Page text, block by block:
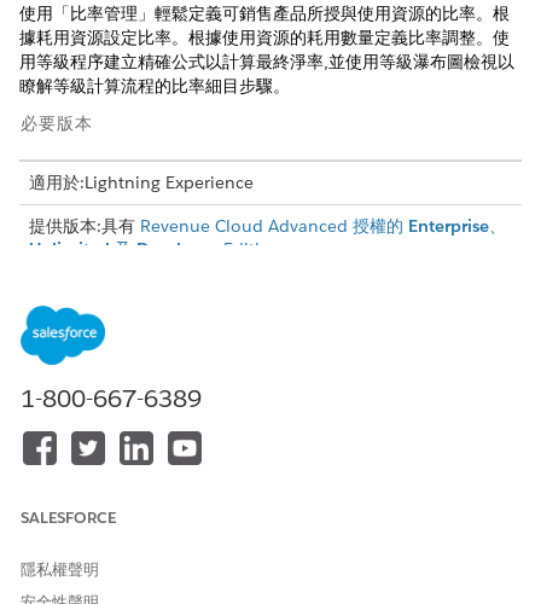
使用「比率管理」輕鬆定義可銷售產品所授與使用資源的比率。根
據耗用資源設定比率。根據使用資源的耗用數量定義比率調整。使
用等級程序建立精確公式以計算最終淨率,並使用等級瀑布圖檢視以
瞭解等級計算流程的比率細目步驟。
必要版本
適用於:Lightning Experience
提供版本:具有 Revenue Cloud Advanced 授權的 Enterprise、
Unlimited 及 Developer Edition
備註Revenue Cloud 現在是「收入管理」。您可以在
瞭解使用比率管理所需的授權,以及每個授權支援的角色。瞭解
匯率管理設定
1-800-667-6389
SALESFORCE
隱私權聲明